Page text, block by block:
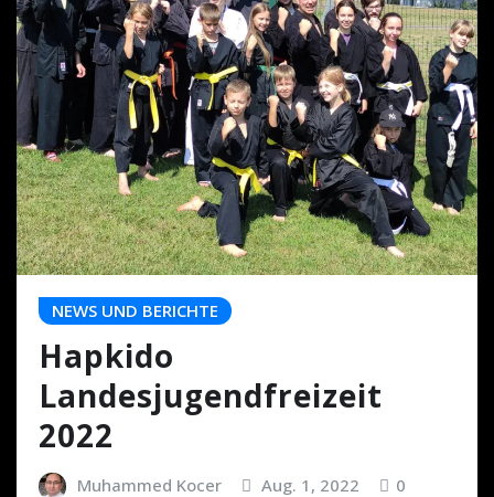
NEWS UND BERICHTE
Hapkido
Landesjugendfreizeit
2022
Muhammed Kocer Aug. 1, 2022 0